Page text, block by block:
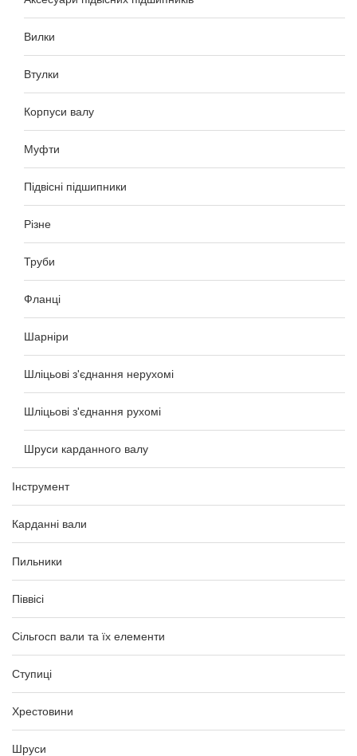
Вилки
Втулки
Корпуси валу
Муфти
Підвісні підшипники
Різне
Труби
Фланці
Шарніри
Шліцьові з'єднання нерухомі
Шліцьові з'єднання рухомі
Шруси карданного валу
Інструмент
Карданні вали
Пильники
Піввісі
Сільгосп вали та їх елементи
Ступиці
Хрестовини
Шруси